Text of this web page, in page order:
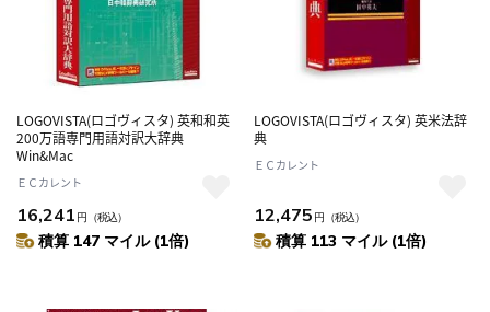
LOGOVISTA(ロゴヴィスタ) 英和和英
200万語専門用語対訳大辞典
Win&Mac
ＥＣカレント
16,241 円 （税込）
積算 147 マイル (1倍)
LOGOVISTA(ロゴヴィスタ) 英米法辞
典
ＥＣカレント
12,475 円 （税込）
積算 113 マイル (1倍)